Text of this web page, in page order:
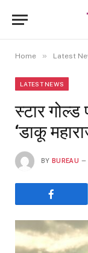
Home » Latest
LATEST NEWS
स्टार
‘डाकू
BY BUREAU